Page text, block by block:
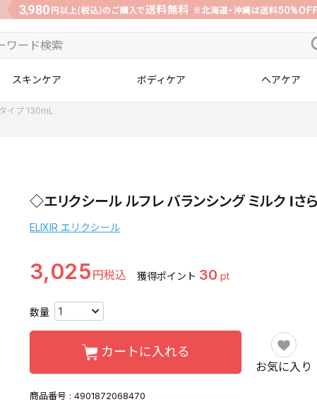
スキンケア ボディケア ヘアケア
イプ 130mL
◇エリクシール ルフレ バランシング ミルク Ⅰさ
ELIXIR エリクシール
3,025 獲得ポイント 30 pt
お気に入り
カートに入れる
商品番号 4901872068470